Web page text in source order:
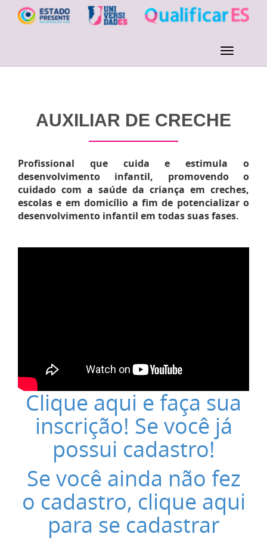
AUXILIAR DE CRECHE
Profissional que cuida e estimula o
desenvolvimento infantil, promovendo o
cuidado com a saúde da criança em creches,
escolas e em domicílio a fim de potencializar o
desenvolvimento infantil em todas suas fases.
Clique aqui e faça sua
inscrição! Se você já
possui cadastro!
Se você ainda não fez
o cadastro, clique aqui
para se cadastrar